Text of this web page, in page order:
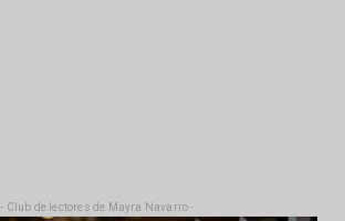
- Club de lectores de Mayra Navarro -